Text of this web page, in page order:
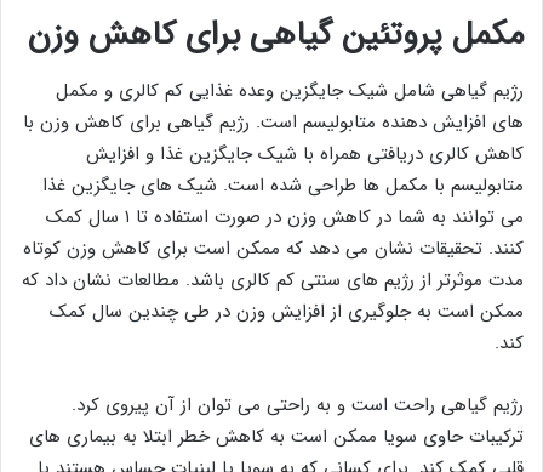
مکمل پروتئین گیاهی برای کاهش وزن
رژیم گیاهی شامل شیک جایگزین وعده غذایی کم کالری و مکمل
های افزایش دهنده متابولیسم است. رژیم گیاهی برای کاهش وزن با
کاهش کالری دریافتی همراه با شیک جایگزین غذا و افزایش
متابولیسم با مکمل ها طراحی شده است. شیک های جایگزین غذا
می توانند به شما در کاهش وزن در صورت استفاده تا ۱ سال کمک
کنند. تحقیقات نشان می دهد که ممکن است برای کاهش وزن کوتاه
مدت موثرتر از رژیم های سنتی کم کالری باشد. مطالعات نشان داد که
ممکن است به جلوگیری از افزایش وزن در طی چندین سال کمک
کند.
رژیم گیاهی راحت است و به راحتی می توان از آن پیروی کرد.
ترکیبات حاوی سویا ممکن است به کاهش خطر ابتلا به بیماری های